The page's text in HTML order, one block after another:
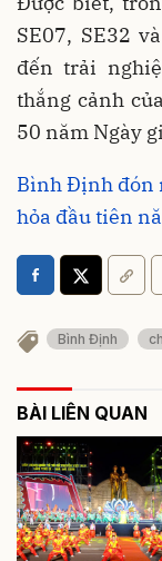
SE07, SE32
đến trải
thắng cảnh
50 năm Ngày
Bình Định đón
hỏa đầu tiên
Bình Định
BÀI LIÊN QUAN